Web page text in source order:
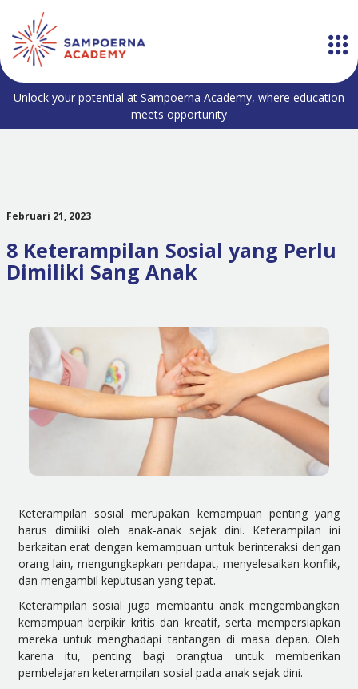
Unlock your potential at Sampoerna Academy, where education
meets opportunity
Februari 21, 2023
8 Keterampilan Sosial yang Perlu
Dimiliki Sang Anak
Keterampilan sosial merupakan kemampuan penting yang
harus dimiliki oleh anak-anak sejak dini. Keterampilan ini
berkaitan erat dengan kemampuan untuk berinteraksi dengan
orang lain, mengungkapkan pendapat, menyelesaikan konflik,
dan mengambil keputusan yang tepat.
Keterampilan sosial juga membantu anak mengembangkan
kemampuan berpikir kritis dan kreatif, serta mempersiapkan
mereka untuk menghadapi tantangan di masa depan. Oleh
karena itu, penting bagi orangtua untuk memberikan
pembelajaran keterampilan sosial pada anak sejak dini.